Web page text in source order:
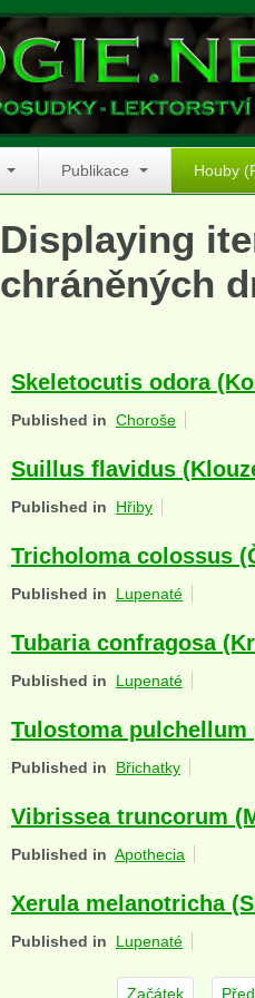
Publikace Houby
Displaying
chráněných
Skeletocutis odora
Published in Choroše
Suillus flavidus
Published in Hřiby
Tricholoma colossus
Published in Lupenaté
Tubaria confragosa
Published in Lupenaté
Tulostoma pulchellum
Published in Břichatky
Vibrissea truncorum
Published in Apothecia
Xerula melanotricha
Published in Lupenaté
Začátek